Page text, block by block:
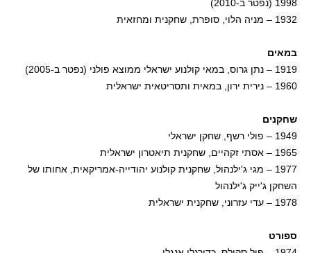
1998 (נפטר ב-2010)
1932 – מניה הלוי, סופרת, שחקנית ומחזאית
במאים
1919 – נתן גרוס, במאי קולנוע ישראלי ממוצא פולני (נפטר ב-2005)
1960 – נירית ירון, במאית ותסריטאית ישראלית
שחקנים
1949 – פולי רשף, שחקן ישראלי
1965 – אסתי זקהיים, שחקנית תיאטרון ישראלית
1977 – מגי ג'ילנהול, שחקנית קולנוע יהודייה-אמריקאית, אחותו של
השחקן ג'ייק ג'ילנהול
1978 – עדי עזרוני, שחקנית ישראלית
ספורט